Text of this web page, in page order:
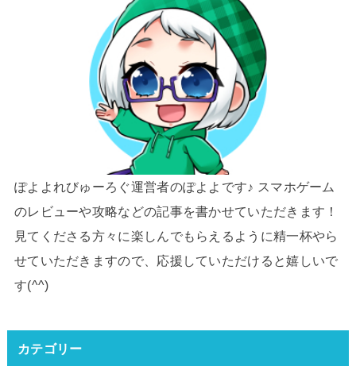
ぽよよれびゅーろぐ運営者のぽよよです♪ スマホゲーム
のレビューや攻略などの記事を書かせていただきます！
見てくださる方々に楽しんでもらえるように精一杯やら
せていただきますので、応援していただけると嬉しいで
す(^^)
カテゴリー